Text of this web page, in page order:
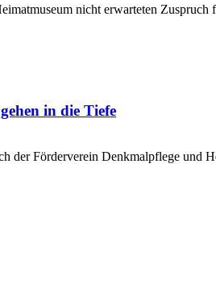
nicht erwarteten
in die Tiefe
der Förderverein Denkmalpflege und